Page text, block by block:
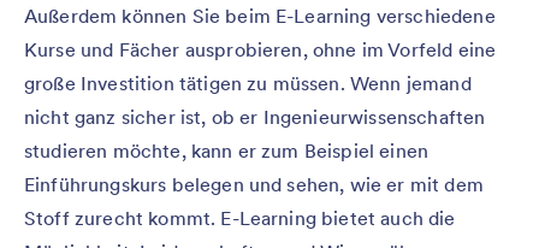
Außerdem können Sie beim E-Learning verschiedene
Kurse und Fächer ausprobieren, ohne im Vorfeld eine
große Investition tätigen zu müssen. Wenn jemand
nicht ganz sicher ist, ob er Ingenieurwissenschaften
studieren möchte, kann er zum Beispiel einen
Einführungskurs belegen und sehen, wie er mit dem
Stoff zurecht kommt. E-Learning bietet auch die